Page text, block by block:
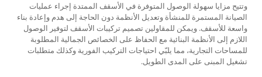
وتتيح مزايا سهولة الوصول المتوفرة في الأسقف الممتدة إجراء عمليات
الصيانة المستمرة للمنشأة وتعديل الأنظمة دون الحاجة إلى هدم وإعادة بناء
واسعة للأسقف. ويمكن للمقاولين تصميم تركيبات الأسقف لتوفير الوصول
اللازم إلى الأنظمة البنائية مع الحفاظ على الخصائص الجمالية المطلوبة
للمساحات التجارية، مما يلبّي احتياجات التركيب الفورية وكذلك متطلبات
تشغيل المبنى على المدى الطويل.